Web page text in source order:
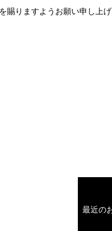
賜りますようお願い申し上げ
最近の